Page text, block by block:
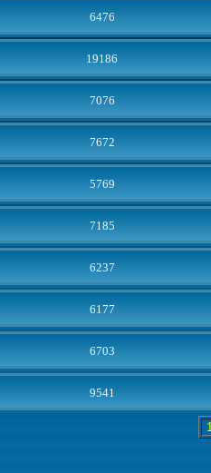
6476
19186
7076
7672
5769
7185
6237
6177
6703
9541